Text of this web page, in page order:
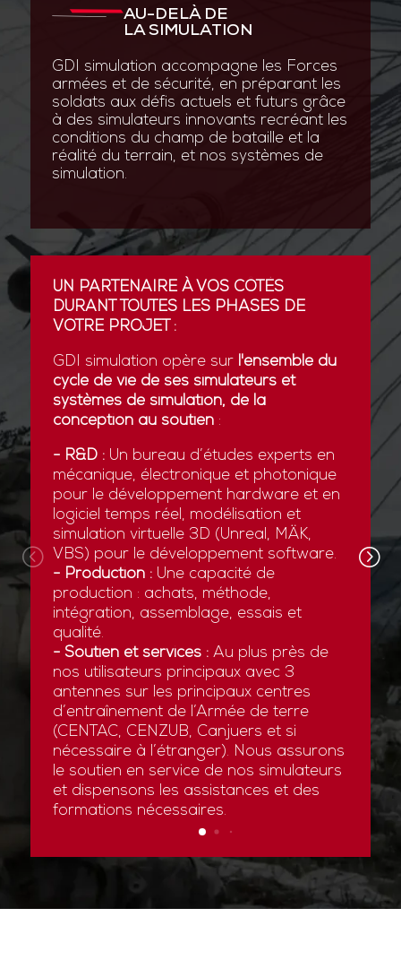
AU-DELÀ DE
LA SIMULATION
GDI simulation accompagne les Forces
armées et de sécurité, en préparant les
soldats aux défis actuels et futurs grâce
à des simulateurs innovants recréant les
conditions du champ de bataille et la
réalité du terrain, et nos systèmes de
simulation.
UN PARTENAIRE À VOS CÔTÉS
DURANT TOUTES LES PHASES DE
VOTRE PROJET :
GDI simulation opère sur l'ensemble du
cycle de vie de ses simulateurs et
systèmes de simulation, de la
conception au soutien:
- R&D :Un bureau d’études experts en
mécanique, électronique et photonique
pour le développement hardware et en
logiciel temps réel, modélisation et
simulation virtuelle 3D (Unreal, MÄK,
VBS) pour le développement software.
- Production :Une capacité de
production : achats, méthode,
intégration, assemblage, essais et
qualité.
- Soutien et services :Au plus près de
nos utilisateurs principaux avec 3
antennes sur les principaux centres
d’entraînement de l’Armée de terre
(CENTAC, CENZUB, Canjuers et si
nécessaire à l’étranger). Nous assurons
le soutien en service de nos simulateurs
et dispensons les assistances et des
formations nécessaires.